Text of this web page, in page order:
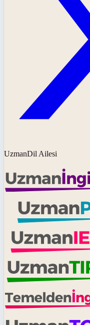
UzmanDil Ailesi